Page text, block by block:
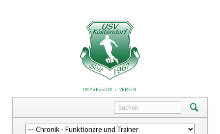
NAVIGATION
ÜBERSPRINGEN
IMPRESSUM VEREIN
Navigation